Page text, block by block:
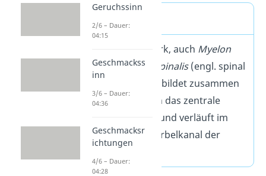
Merke
Das Rückenmark, auch Myelon
oderMedulla spinalis(engl. spinal
cord) genannt, bildet zusammen
mit dem Gehirn das zentrale
Nervensystem und verläuft im
knöchernen Wirbelkanal der
Wirbelsäule.
Geruchssinn
2/6 – Dauer:
04:15
Geschmackss
inn
3/6 – Dauer:
04:36
Geschmacksr
ichtungen
4/6 – Dauer:
04:28